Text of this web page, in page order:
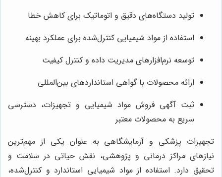
تولید دستگاه‌های دقیق و اتوماتیک برای کاهش خطا
استفاده از مواد شیمیایی کنترل‌شده برای عملکرد بهینه
توسعه نرم‌افزارهای مدیریت داده و کنترل کیفیت
ارائه محصولات با گواهی استانداردهای بین‌المللی
ثبت آگهی فروش مواد شیمیایی و تجهیزات، دسترسی
سریع به محصولات معتبر
تجهیزات پزشکی و آزمایشگاهی به عنوان یکی از مهم‌ترین
نیازهای مراکز درمانی و پژوهشی، نقش حیاتی در سلامت و
تحقیق دارد. استفاده از مواد شیمیایی استاندارد و کنترل‌شده،